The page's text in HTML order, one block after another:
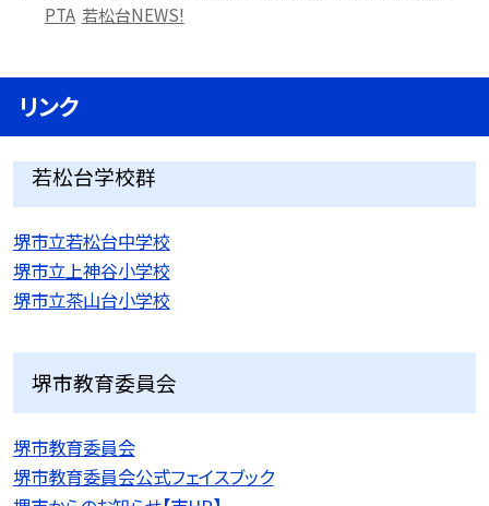
PTA 若松台NEWS!
リンク
若松台学校群
堺市立若松台中学校
堺市立上神谷小学校
堺市立茶山台小学校
堺市教育委員会
堺市教育委員会
堺市教育委員会公式フェイスブック